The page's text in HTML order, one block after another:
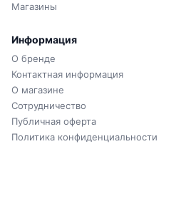
Магазины
Информация
О бренде
Контактная информация
О магазине
Сотрудничество
Публичная оферта
Политика конфиденциальности